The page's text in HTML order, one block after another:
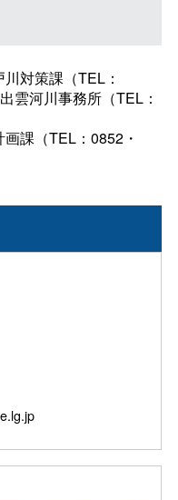
対策課（TEL：
雲河川事務所（TEL：
課（TEL：0852・